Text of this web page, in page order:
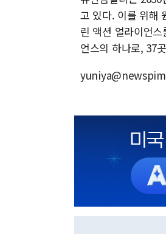
고 있다. 이를 위해
린 액션 얼라이언
언스의 하나로, 37